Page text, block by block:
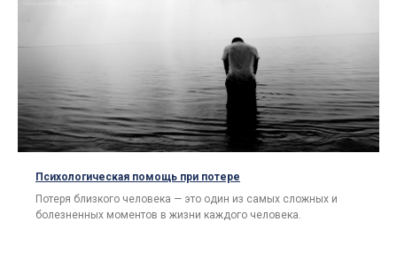
Психологическая помощь при потере
Потеря близкого человека — это один из самых сложных и
болезненных моментов в жизни каждого человека.